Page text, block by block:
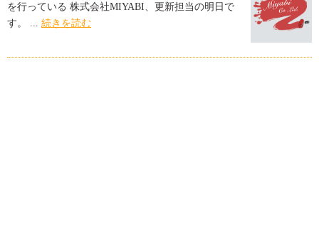
を行っている 株式会社MIYABI、更新担当の明日で
す。 ... 続きを読む